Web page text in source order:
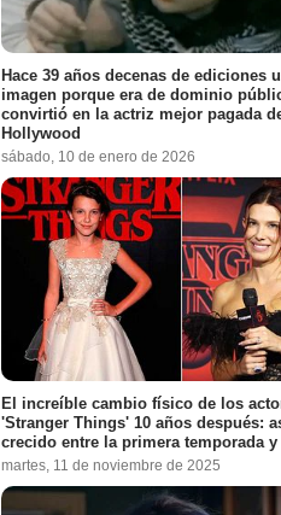
Hace 39 años decenas de ediciones
imagen porque era de dominio
convirtió en la actriz mejor pagada
Hollywood
sábado, 10 de enero de 2026
El increíble cambio físico de los
'Stranger Things' 10 años después:
crecido entre la primera temporada
martes, 11 de noviembre de 2025